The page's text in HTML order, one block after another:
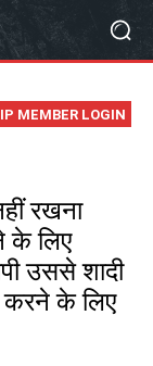
MEMBER LOGIN
रखना
के लिए
उससे शादी
करने के लिए